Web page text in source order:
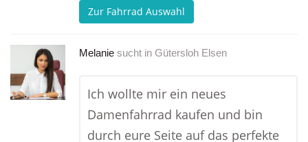
Zur Fahrrad Auswahl
Melanie sucht in Gütersloh Elsen
Ich wollte mir ein neues
Damenfahrrad kaufen und bin
durch eure Seite auf das perfekte